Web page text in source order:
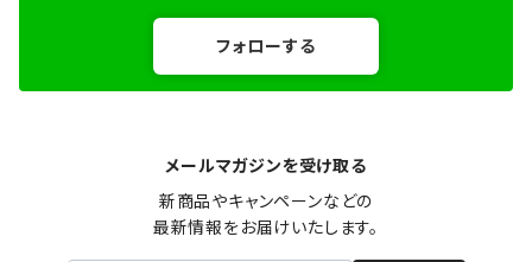
フォローする
メールマガジンを受け取る
新商品やキャンペーンなどの
最新情報をお届けいたします。